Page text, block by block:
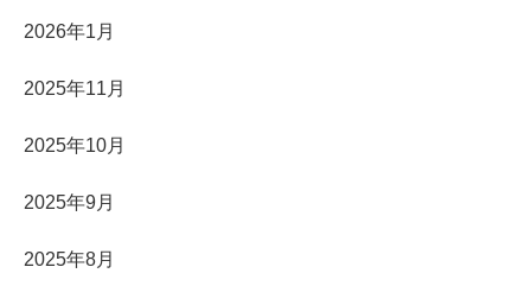
2026年1月
2025年11月
2025年10月
2025年9月
2025年8月